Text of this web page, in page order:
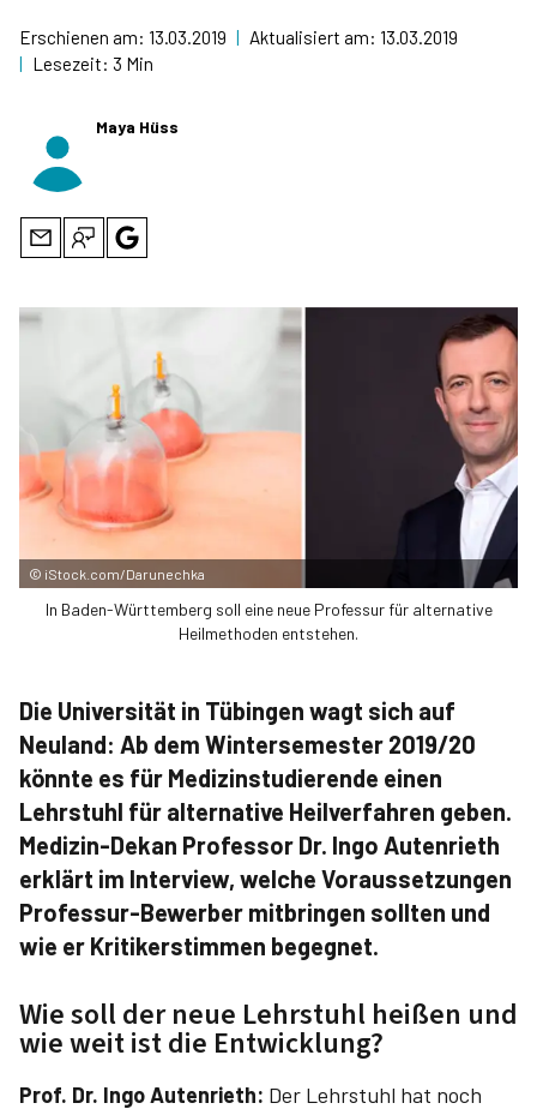
Erschienen am: 13.03.2019 | Aktualisiert am: 13.03.2019
| Lesezeit: 3 Min
Maya Hüss
© iStock.com/Darunechka
In Baden-Württemberg soll eine neue Professur für alternative
Heilmethoden entstehen.
Die Universität in Tübingen wagt sich auf
Neuland: Ab dem Wintersemester 2019/20
könnte es für Medizinstudierende einen
Lehrstuhl für alternative Heilverfahren geben.
Medizin-Dekan Professor Dr. Ingo Autenrieth
erklärt im Interview, welche Voraussetzungen
Professur-Bewerber mitbringen sollten und
wie er Kritikerstimmen begegnet.
Wie soll der neue Lehrstuhl heißen und
wie weit ist die Entwicklung?
Prof. Dr. Ingo Autenrieth: Der Lehrstuhl hat noch